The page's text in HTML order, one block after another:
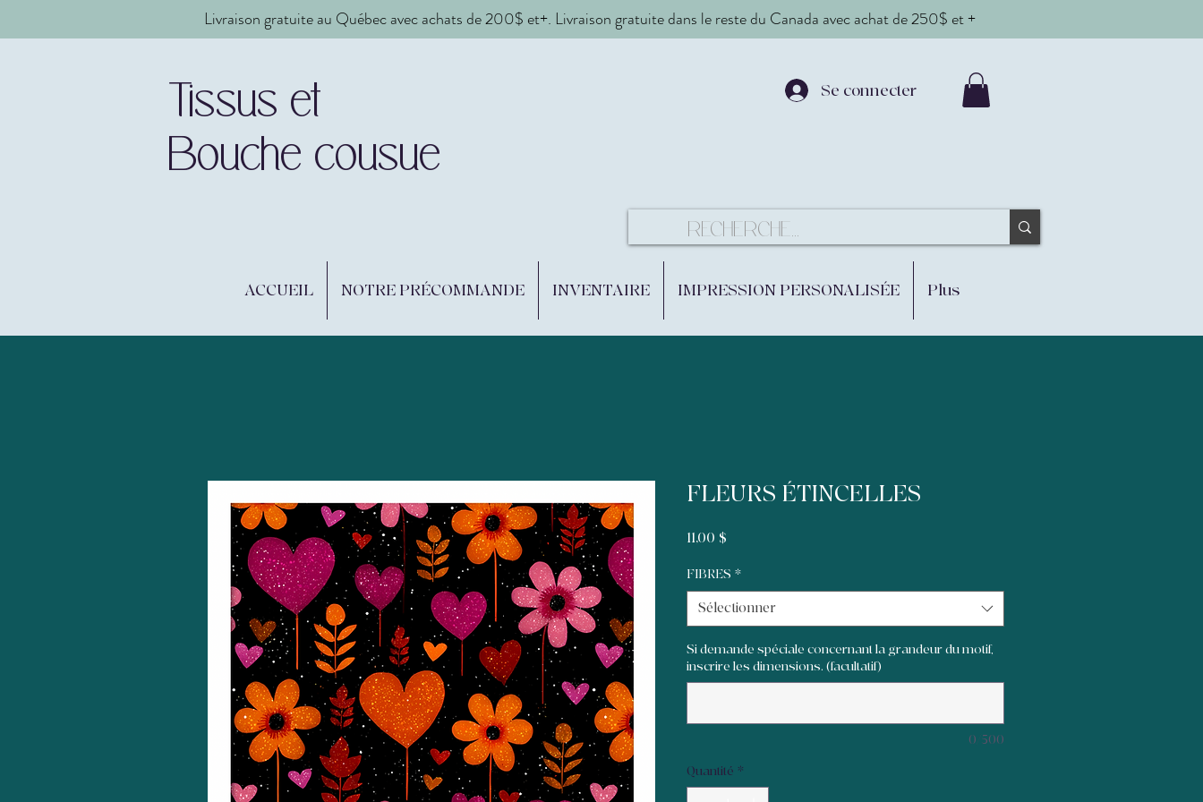
Livraison gratuite au Québec avec achats de 200$ et+. Livraison gratuite dans le reste du Canada avec achat de 250$ et +
Tissus et
Bouche cousue
Se connecter
ACCUEIL NOTRE PRÉCOMMANDE INVENTAIRE IMPRESSION PERSONALISÉE Plus
FLEURS ÉTINCELLES
11,00 $
FIBRES *
Sélectionner
Si demande spéciale concernant la grandeur du motif,
inscrire les dimensions. (facultatif)
0/500
Quantité *